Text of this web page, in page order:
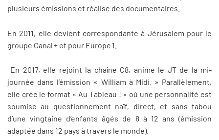
plusieurs émissions et réalise des documentaires.
En 2011, elle devient correspondante à Jérusalem pour le
groupe Canal + et pour Europe 1.
En 2017, elle rejoint la chaîne C8, anime le JT de la mi-
journée dans l’émission « William à Midi. » Parallèlement,
elle crée le format « Au Tableau ! » où une personnalité est
soumise au questionnement naïf, direct, et sans tabou
d’une vingtaine d’enfants âgés de 8 à 12 ans (émission
adaptée dans 12 pays à travers le monde).